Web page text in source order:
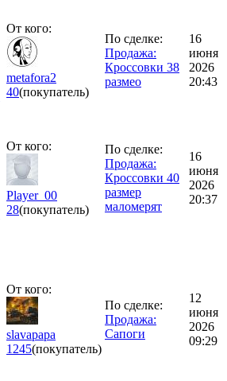
От кого:
metafora2
40(покупатель)
По сделке:
Продажа:
Кроссовки 38
размео
16
июня
2026
20:43
От кого:
Player_00
28(покупатель)
По сделке:
Продажа:
Кроссовки 40
размер
маломерят
16
июня
2026
20:37
От кого:
slavapapa
1245(покупатель)
По сделке:
Продажа:
Сапоги
12
июня
2026
09:29